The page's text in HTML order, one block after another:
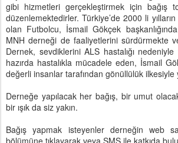
gibi hizmetleri gerçekleştirmek için bağış
düzenlemektedirler. Türkiye’de 2000 li
olan Futbolcu, İsmail Gökçek
MNH derneği de faaliyetlerini sürdürmekte
Dernek, sevdiklerini ALS hastalığı
hazırda hastalıkla mücadele eden, İsmail
değerli insanlar tarafından gönüllülük ilkesiyle
Derneğe yapılacak her bağış, bir umut
bir ışık da siz yakın.
Bağış yapmak isteyenler derneğin web
bölümüne tıklayarak veya SMS ile katkıda